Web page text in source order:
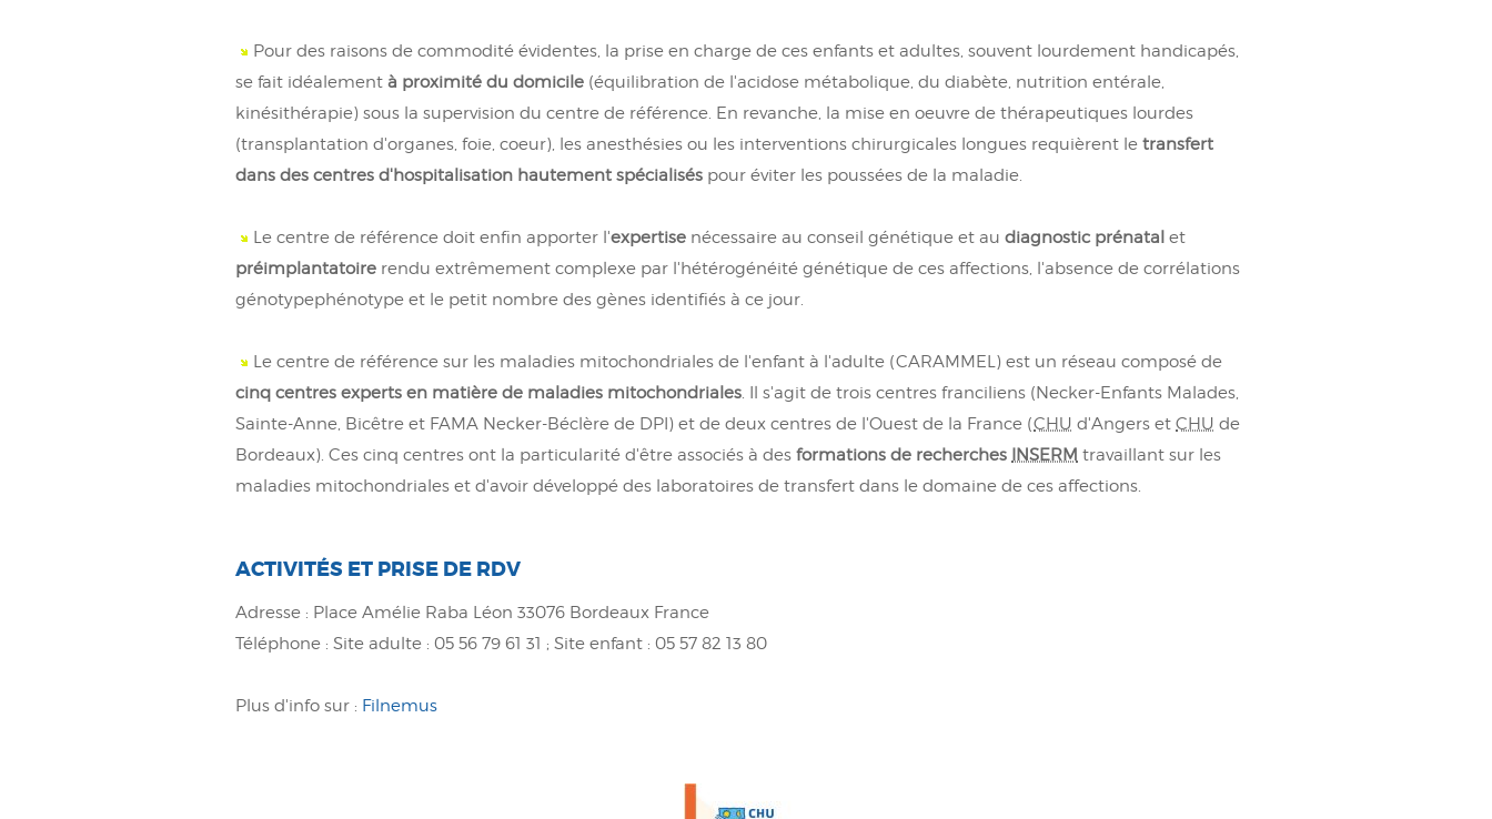
Pour des raisons de commodité évidentes, la prise en charge de ces enfants et adultes, souvent lourdement handicapés,
se fait idéalement à proximité du domicile (équilibration de l'acidose métabolique, du diabète, nutrition entérale,
kinésithérapie) sous la supervision du centre de référence. En revanche, la mise en oeuvre de thérapeutiques lourdes
(transplantation d'organes, foie, coeur), les anesthésies ou les interventions chirurgicales longues requièrent le transfert
dans des centres d'hospitalisation hautement spécialisés pour éviter les poussées de la maladie.
Le centre de référence doit enfin apporter l'expertise nécessaire au conseil génétique et au diagnostic prénatal et
préimplantatoire rendu extrêmement complexe par l'hétérogénéité génétique de ces affections, l'absence de corrélations
génotypephénotype et le petit nombre des gènes identifiés à ce jour.
Le centre de référence sur les maladies mitochondriales de l'enfant à l'adulte (CARAMMEL) est un réseau composé de
cinq centres experts en matière de maladies mitochondriales. Il s'agit de trois centres franciliens (Necker-Enfants Malades,
Sainte-Anne, Bicêtre et FAMA Necker-Béclère de DPI) et de deux centres de l'Ouest de la France (CHU d'Angers et CHU de
Bordeaux). Ces cinq centres ont la particularité d'être associés à des formations de recherches INSERM travaillant sur les
maladies mitochondriales et d'avoir développé des laboratoires de transfert dans le domaine de ces affections.
ACTIVITÉS ET PRISE DE RDV
Adresse : Place Amélie Raba Léon 33076 Bordeaux France
Téléphone : Site adulte : 05 56 79 61 31 ; Site enfant : 05 57 82 13 80
Plus d'info sur : Filnemus